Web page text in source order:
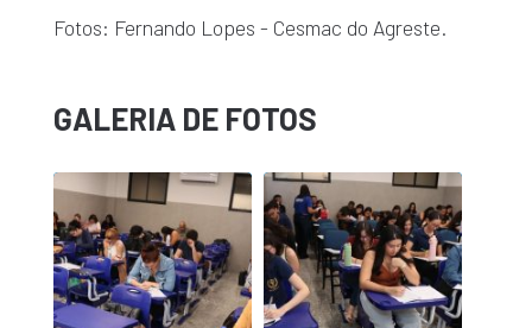
Fotos: Fernando Lopes - Cesmac do Agreste.
GALERIA DE FOTOS